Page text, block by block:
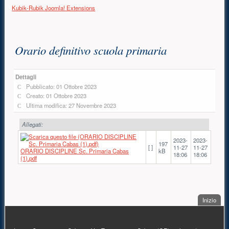
Kubik-Rubik Joomla! Extensions
Orario definitivo scuola primaria
Dettagli
Pubblicato: 01 Ottobre 2023
Creato: 01 Ottobre 2023
Ultima modifica: 27 Novembre 2023
Allegati:
ORARIO DISCIPLINE Sc. Primaria Cabas
(1).pdf
[ ]
197
kB
2023-
11-27
18:06
2023-
11-27
18:06
Inizio.